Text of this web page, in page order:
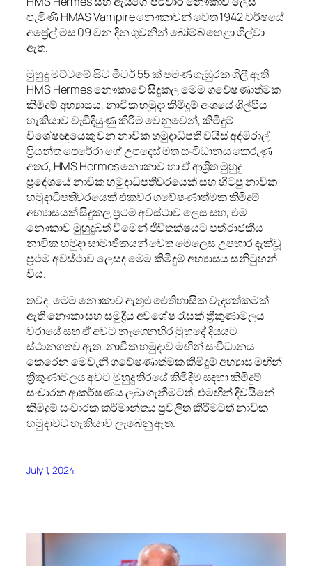
පැමිණි HMAS Vampire නෞකාවන් වෙත 1942 වර්ෂයේ
අප්‍රේල් මස 09 වන දින ගුවනින් බෝම්බ හෙළා ගිල්වා
ඇත.
මුහුදු මට්ටමේ සිට මීටර් 55 ක් පමණ ගැඹුරක ගිලී ඇති
HMS Hermes නෞකාවේ සිදුකල මෙම ගවේෂණාත්මක
කිමිදුම් අභ්‍යාසය, නාවික හමුදා කිමිදුම් අංශයේ ශිල්පීය
හැකියාව වැඩිදියුණු කිරීම වෙනුවෙන්, කිමිදුම්
විශේෂඥයෙකු වන නාවික හමුදාධිපති වයිස් අද්මිරාල්
ප්‍රියන්ත පෙරේරා ගේ උපදෙස් මත සංවිධානය කෙරුණු
අතර, HMS Hermes නෞකාව හා ඒ ආශ්‍රිත මුහුදු
ප්‍රදේශයේ නාවික හමුදාධිපතිවරයෙක් සහ හිටපු නාවික
හමුදාධිපතිවරයෙක් එකවර ගවේෂණාත්මක කිමිදුම්
අභ්‍යාසයක් සිදුකල ප්‍රථම අවස්ථාව ලෙස සහ, එම
නෞකාව මුහුදුබත් වීමෙන් ජීවිතක්ෂයට පත් රාජකීය
නාවික හමුදා සාමාජිකයන් වෙත මෙලෙස උපහාර දැක්වූ
ප්‍රථම අවස්ථාව ලෙසද මෙම කිමිදුම් අභ්‍යාසය සනිටුහන්
විය.
තවද, මෙම නෞකාව ඇතුළු ඓතිහාසික වැදගත්කමක්
ඇති නෞකා සහ සමුද්‍රීය අවශේෂ රැසක් ත්‍රීකුණාමලය
වරායේ සහ ඒ අවට නැගෙනහිර මුහුදේ දියය‍ට
ස්ථානගතව ඇත. නාවික හමුදාව මඟින් සංවිධානය
කෙරෙන මෙවැනි ගවේෂණාත්මක කිමිදුම් අභ්‍යාස මඟින්
ත්‍රීකුණාමලය අවට මුහුදු තිරයේ කිමිදීම සඳහා කිමිදුම්
සංචාරක ආකර්ෂණය ලබා ගැනීමටත්, එමඟින් දිවයිනේ
කිමිදුම් සංචාරක කර්මාන්තය ප්‍රචලිත කිරීමටත් නාවික
හමුදාවට හැකියාව ලැබෙනු ඇත.
July 1, 2024